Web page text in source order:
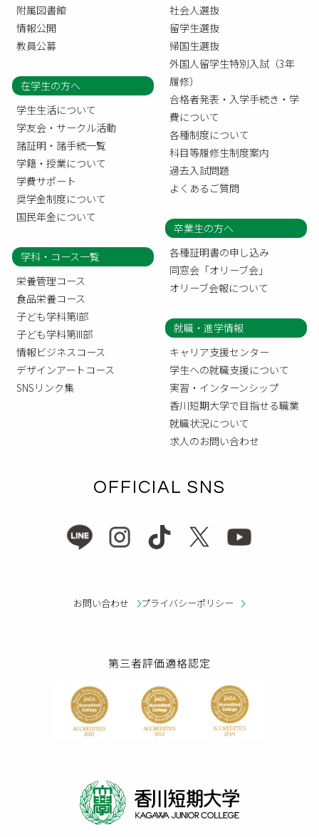
附属図書館
情報公開
教員公募
社会人選抜
留学生選抜
帰国生選抜
外国人留学生特別入試（3年
履修）
合格者発表・入学手続き・学
費について
各種制度について
科目等履修生制度案内
過去入試問題
よくあるご質問
在学生の方へ
学生生活について
学友会・サークル活動
諸証明・諸手続一覧
学籍・授業について
学費サポート
奨学金制度について
国民年金について
卒業生の方へ
各種証明書の申し込み
同窓会「オリーブ会」
オリーブ会報について
学科・コース一覧
栄養管理コース
食品栄養コース
子ども学科第I部
子ども学科第III部
情報ビジネスコース
デザインアートコース
SNSリンク集
就職・進学情報
キャリア支援センター
学生への就職支援について
実習・インターンシップ
香川短期大学で目指せる職業
就職状況について
求人のお問い合わせ
OFFICIAL SNS
お問い合わせ プライバシーポリシー
第三者評価適格認定